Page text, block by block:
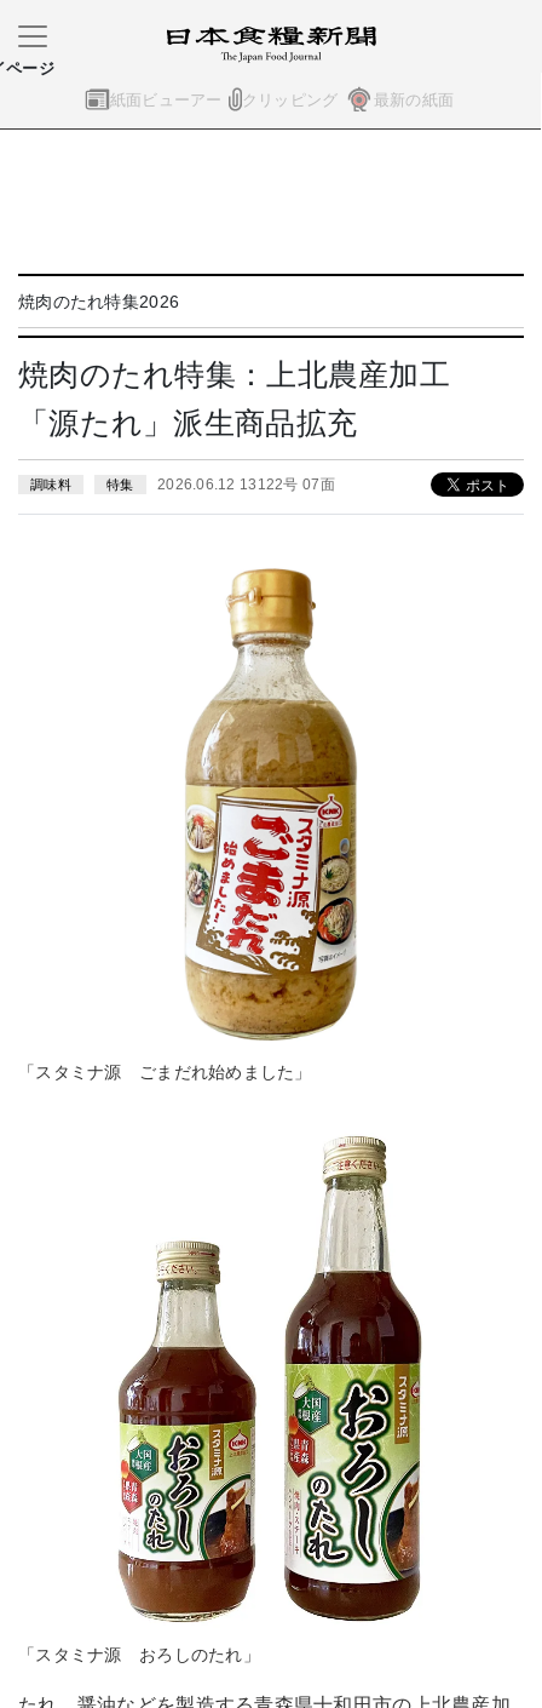
紙面ビューアー クリッピング 最新の紙面
ページ
焼肉のたれ特集2026
焼肉のたれ特集：上北農産加工
「源たれ」派生商品拡充
調味料 特集 2026.06.12 13122号 07面
「スタミナ源 ごまだれ始めました」
「スタミナ源 おろしのたれ」